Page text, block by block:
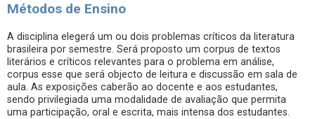
Métodos de Ensino
A disciplina elegerá um ou dois problemas críticos da literatura
brasileira por semestre. Será proposto um corpus de textos
literários e críticos relevantes para o problema em análise,
corpus esse que será objecto de leitura e discussão em sala de
aula. As exposições caberão ao docente e aos estudantes,
sendo privilegiada uma modalidade de avaliação que permita
uma participação, oral e escrita, mais intensa dos estudantes.